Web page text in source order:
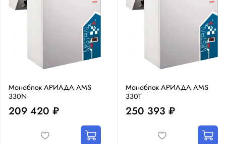
Моноблок АРИАДА AMS
330N
209 420 ₽
Моноблок АРИАДА AMS
330T
250 393 ₽